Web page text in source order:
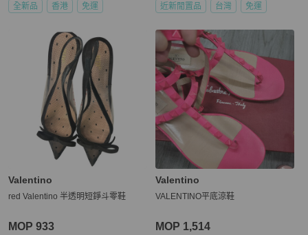
全新品 香港 免運 近新閒置品 台灣 免運
Valentino
red Valentino 半透明短錚斗零鞋
MOP 933
Valentino
VALENTINO平底涼鞋
MOP 1,514